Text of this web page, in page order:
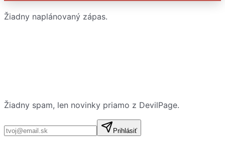
Žiadny naplánovaný zápas.
Žiadny spam, len novinky priamo z DevilPage.
E-mailová adresa
Prihlásiť